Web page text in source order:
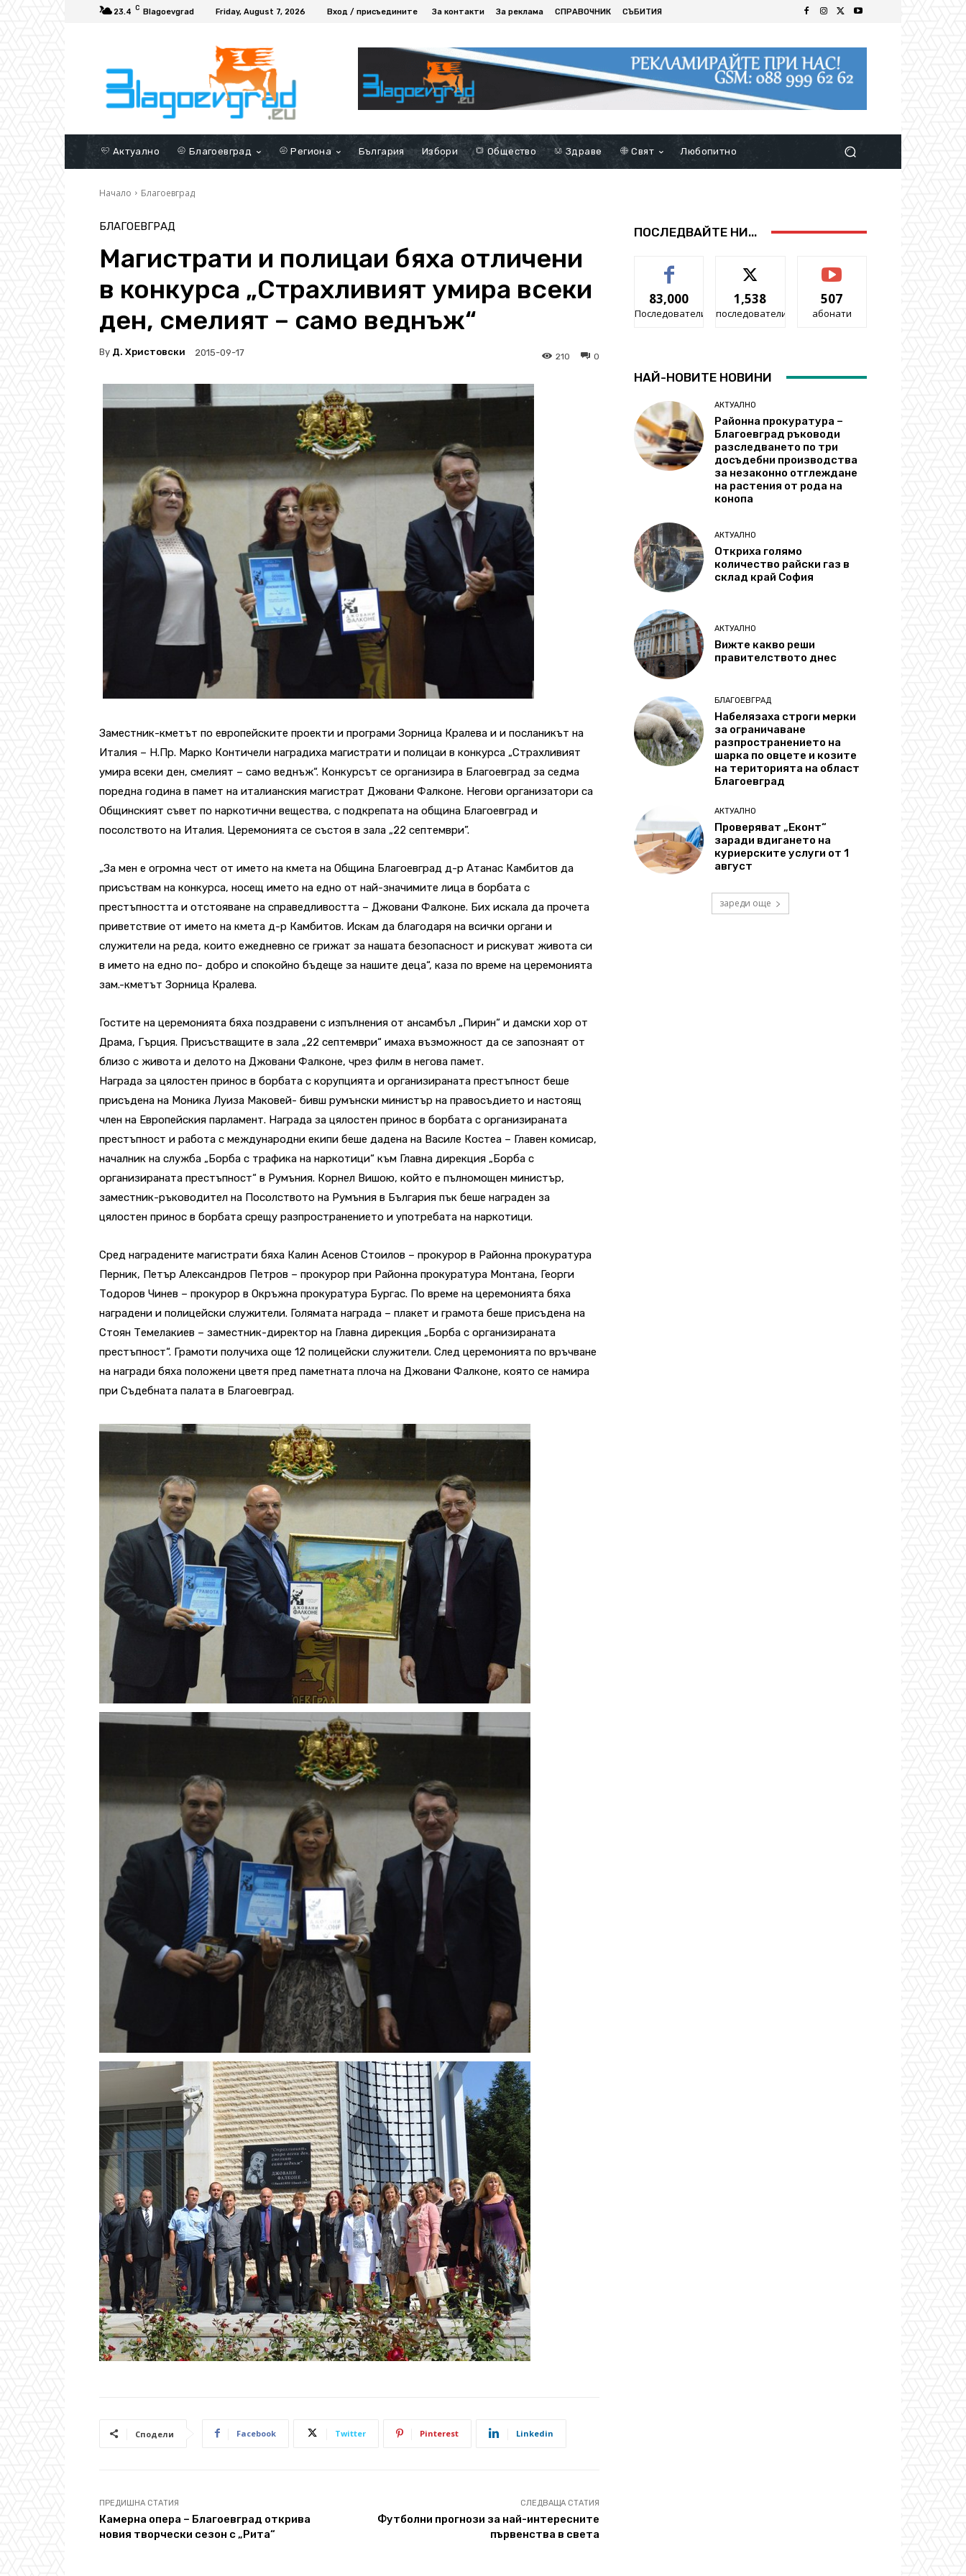
23.4 C Blagoevgrad Friday, August 7, 2026 Вход / присъедините За контакти За реклама СПРАВОЧНИК СЪБИТИЯ
Актуално Благоевград Региона България Избори Общество Здраве Свят Любопитно
Начало Благоевград
БЛАГОЕВГРАД
Магистрати и полицаи бяха отличени
в конкурса „Страхливият умира всеки
ден, смелият – само веднъж“
By Д. Христовски 2015-09-17 0
210
Заместник-кметът по европейските проекти и програми Зорница Кралева и и посланикът на
Италия – Н.Пр. Марко Контичели наградиха магистрати и полицаи в конкурса „Страхливият
умира всеки ден, смелият – само веднъж“. Конкурсът се организира в Благоевград за седма
поредна година в памет на италианския магистрат Джовани Фалконе. Негови организатори са
Общинският съвет по наркотични вещества, с подкрепата на община Благоевград и
посолството на Италия. Церемонията се състоя в зала „22 септември”.
„За мен е огромна чест от името на кмета на Община Благоевград д-р Атанас Камбитов да
присъствам на конкурса, носещ името на едно от най-значимите лица в борбата с
престъпността и отстояване на справедливостта – Джовани Фалконе. Бих искала да прочета
приветствие от името на кмета д-р Камбитов. Искам да благодаря на всички органи и
служители на реда, които ежедневно се грижат за нашата безопасност и рискуват живота си
в името на едно по- добро и спокойно бъдеще за нашите деца“, каза по време на церемонията
зам.-кметът Зорница Кралева.
Гостите на церемонията бяха поздравени с изпълнения от ансамбъл „Пирин“ и дамски хор от
Драма, Гърция. Присъстващите в зала „22 септември“ имаха възможност да се запознаят от
близо с живота и делото на Джовани Фалконе, чрез филм в негова памет.
Награда за цялостен принос в борбата с корупцията и организираната престъпност беше
присъдена на Моника Луиза Маковей- бивш румънски министър на правосъдието и настоящ
член на Европейския парламент. Награда за цялостен принос в борбата с организираната
престъпност и работа с международни екипи беше дадена на Василе Костеа – Главен комисар,
началник на служба „Борба с трафика на наркотици“ към Главна дирекция „Борба с
организираната престъпност“ в Румъния. Корнел Вишою, който е пълномощен министър,
заместник-ръководител на Посолството на Румъния в България пък беше награден за
цялостен принос в борбата срещу разпространението и употребата на наркотици.
Сред наградените магистрати бяха Калин Асенов Стоилов – прокурор в Районна прокуратура
Перник, Петър Александров Петров – прокурор при Районна прокуратура Монтана, Георги
Тодоров Чинев – прокурор в Окръжна прокуратура Бургас. По време на церемонията бяха
наградени и полицейски служители. Голямата награда – плакет и грамота беше присъдена на
Стоян Темелакиев – заместник-директор на Главна дирекция „Борба с организираната
престъпност“. Грамоти получиха още 12 полицейски служители. След церемонията по връчване
на награди бяха положени цветя пред паметната плоча на Джовани Фалконе, която се намира
при Съдебната палата в Благоевград.
Сподели Facebook Twitter Pinterest Linkedin
ПРЕДИШНА СТАТИЯ
Камерна опера – Благоевград открива
новия творчески сезон с „Рита“
СЛЕДВАЩА СТАТИЯ
Футболни прогнози за най-интересните
първенства в света
ПОСЛЕДВАЙТЕ НИ...
83,000
Последователи
1,538
последователи
507
абонати
НАЙ-НОВИТЕ НОВИНИ
АКТУАЛНО
Районна прокуратура –
Благоевград ръководи
разследването по три
досъдебни производства
за незаконно отглеждане
на растения от рода на
конопа
АКТУАЛНО
Откриха голямо
количество райски газ в
склад край София
АКТУАЛНО
Вижте какво реши
правителството днес
БЛАГОЕВГРАД
Набелязаха строги мерки
за ограничаване
разпространението на
шарка по овцете и козите
на територията на област
Благоевград
АКТУАЛНО
Проверяват „Еконт“
заради вдигането на
куриерските услуги от 1
август
зареди още